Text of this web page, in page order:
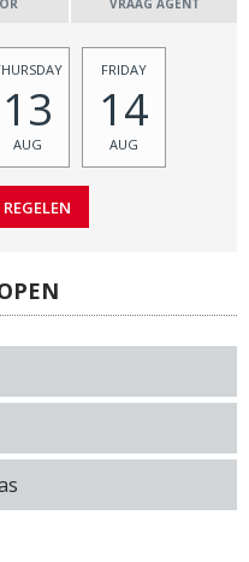
VRAAG AGENT
13
AUG
FRIDAY
14
AUG